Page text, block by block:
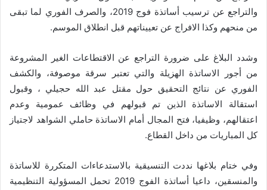
والتراجع عن ترسيب أساتذة فوج 2019، والصرف الفوري لما تبقى
من منحهم وكذا الافراج عن تعييناتهم قبل انطلاق الموسم.
وشدد البلاغ على ضرورة التراجع عن الاقتطاعات الغير المشروعة
من أجور الاساتذة الهزيلة والتي تعتبر سرقة موصوفة، والكشف
الفوري عن نتائج التحقيق حول مقتل عبد الله حجيلي ، وقبول
استقالة الاساتذة الذين تم قبولهم في وظائف عمومية وعدم
اعتقالهم، وظيفيا، فتح المجال أمام الاساتذة حاملي الشواهد لاجتياز
كل المباريات من داخل القطاع.
وفي ختام بلاغها نددت التنسيقية بالاستدعاءات المتكررة للاساتذة
والمنسقين، داعيا أساتذة الفوج 2019 تحمل المسؤولية التنظيمية